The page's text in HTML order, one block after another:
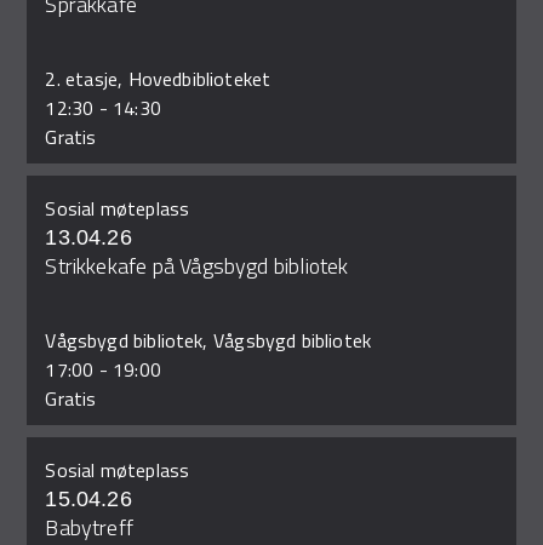
2. etasje, Hovedbiblioteket
12:30 - 14:30
Gratis
Sosial møteplass
13.04.26
Strikkekafe på Vågsbygd bibliotek
Vågsbygd bibliotek, Vågsbygd bibliotek
17:00 - 19:00
Gratis
Sosial møteplass
15.04.26
Babytreff